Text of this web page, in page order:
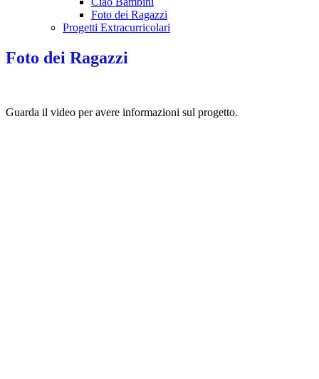
Foto dei Ragazzi
Progetti Extracurricolari
Foto dei Ragazzi
Guarda il video per avere informazioni sul progetto.